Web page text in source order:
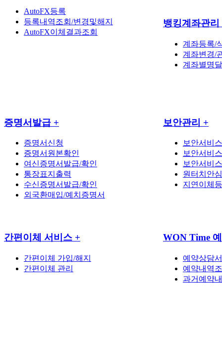
AutoFX등록
등록내역조회/변경및해지
AutoFX이체결과조회
뱅킹계좌관리
계좌등록/
계좌변경/
계좌별명
증명서발급 +
증명서신청
증명서원본확인
여신증명서발급/확인
통장표지출력
수신증명서발급/확인
외국환매입/예치증명서
보안관리 +
보안서비
보안서비
보안서비
원터치안
지연이체
간편이체 서비스 +
간편이체 가입/해지
간편이체 관리
WON Time
예약상담
예약내역
과거예약